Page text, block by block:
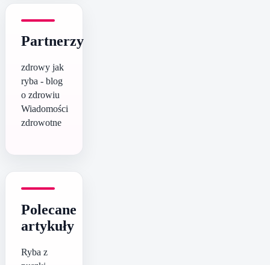
Partnerzy
zdrowy jak
ryba - blog
o zdrowiu
Wiadomości
zdrowotne
Polecane
artykuły
Ryba z